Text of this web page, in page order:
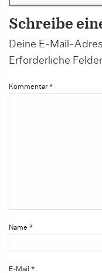
Schreibe
Deine E-Mail-
Erforderliche
Kommentar *
Name *
E-Mail *